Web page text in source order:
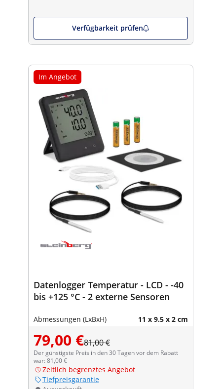
Verfügbarkeit prüfen
Im Angebot
Datenlogger Temperatur - LCD - -40
bis +125 °C - 2 externe Sensoren
Abmessungen (LxBxH) 11 x 9.5 x 2 cm
79,00 €81,00 €
Der günstigste Preis in den 30 Tagen vor dem Rabatt
war: 81,00 €
Zeitlich begrenztes Angebot
Tiefpreisgarantie